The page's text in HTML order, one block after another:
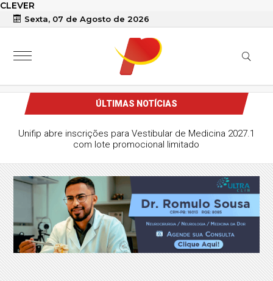
CLEVER
Sexta, 07 de Agosto de 2026
ÚLTIMAS NOTÍCIAS
Unifip abre inscrições para Vestibular de Medicina 2027.1
com lote promocional limitado